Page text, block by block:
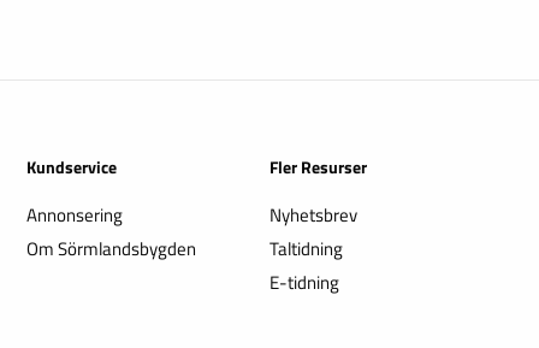
Kundservice
Annonsering
Om Sörmlandsbygden
Fler Resurser
Nyhetsbrev
Taltidning
E-tidning